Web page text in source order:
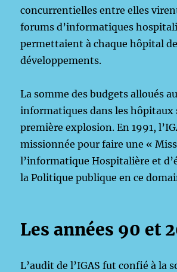
concurrentielles entre elles
forums d’informatiques
permettaient à chaque hôpital
développements.
La somme des budgets alloués
informatiques dans les hôpitaux
première explosion. En 1991,
missionnée pour faire une «
l’informatique Hospitalière et
la Politique publique en ce
Les années 90 et
L’audit de l’IGAS fut confié à la